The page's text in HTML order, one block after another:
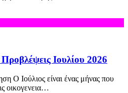
Ιουλίου 2026
Ο Ιούλιος είναι ένας μήνας που
οικογενεια…